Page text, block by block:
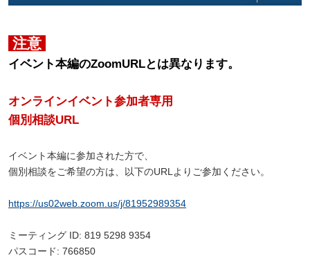
注意
イベント本編のZoomURLとは異なります。
オンラインイベント参加者専用
個別相談URL
イベント本編に参加された方で、
個別相談をご希望の方は、以下のURLよりご参加ください。
https://us02web.zoom.us/j/81952989354
ミーティング ID: 819 5298 9354
パスコード: 766850